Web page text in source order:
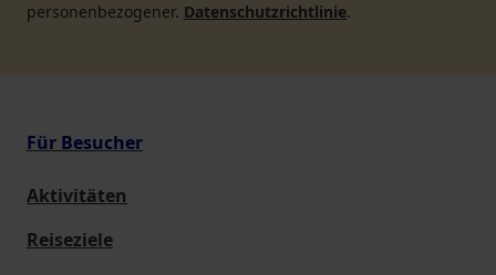
personenbezogener. Datenschutzrichtlinie.
Für Besucher
Aktivitäten
Reiseziele